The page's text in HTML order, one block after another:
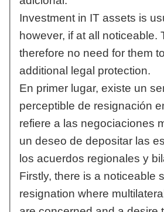
Investment in IT assets is
however, if at all noticeable.
therefore no need for them
additional legal protection.
En primer lugar, existe un
perceptible de resignación
refiere a las negociaciones
un deseo de depositar las
los acuerdos regionales y
Firstly, there is a noticeable
resignation where